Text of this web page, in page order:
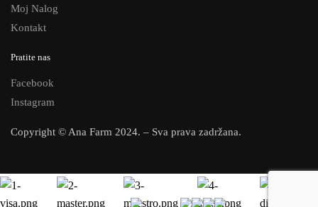
Moj Nalog
Kontakt
Pratite nas
Facebook
Instagram
Copyright © Ana Farm 2024. – Sva prava zadržana.